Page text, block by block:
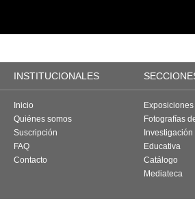
INSTITUCIONALES
Inicio
Quiénes somos
Suscripción
FAQ
Contacto
Exposiciones
Fotografías
Investigación
Educativa
Catálogo
Mediateca